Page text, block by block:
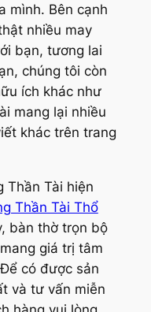
mình. Bên cạnh
nhiều may
bạn, tương lai
chúng tôi còn
ích khác như
mang lại nhiều
khác trên trang
Thần Tài hiện
Thần Tài Thổ
bàn thờ trọn bộ
giá trị tâm
có được sản
và tư vấn miễn